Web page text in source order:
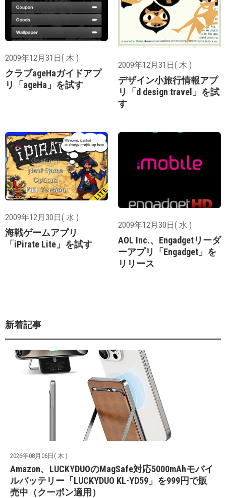
2009年12月31日( 木 )
クラブageHaガイドアプ
リ「ageHa」を試す
2009年12月31日( 木 )
デザイン小旅行情報アプ
リ「d design travel」を試
す
2009年12月30日( 水 )
海戦ゲームアプリ
「iPirate Lite」を試す
2009年12月30日( 水 )
AOL Inc.、Engadgetリーダ
ーアプリ「Engadget」を
リリース
新着記事
2026年08月06日( 木 )
Amazon、LUCKYDUOのMagSafe対応5000mAhモバイ
ルバッテリー「LUCKYDUO KL-YD59」を999円で販
売中（クーポン適用）